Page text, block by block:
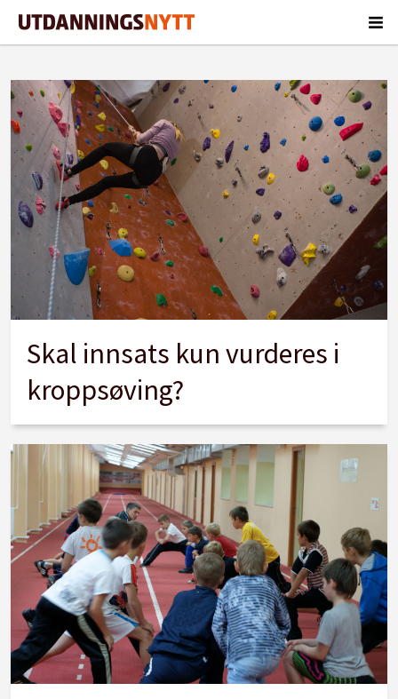
Tag:
steinar
brattenborg
Skal innsats kun vurderes i
kroppsøving?